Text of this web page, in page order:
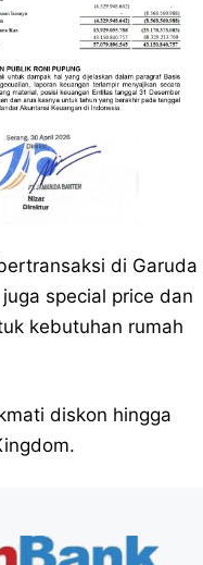
di Garuda
special price dan
kebutuhan rumah
diskon hingga